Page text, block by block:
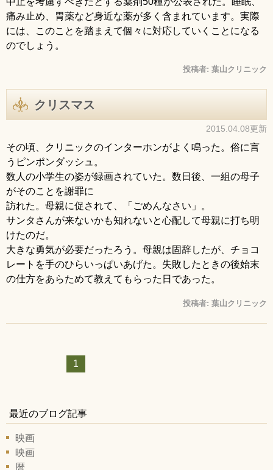
痛み止め、胃薬など身近な薬が多く含まれています。実際
には、このことを踏まえて個々に対応していくことになる
のでしょう。
投稿者: 葉山クリニック
クリスマス
2015.04.08更新
その頃、クリニックのインターホンがよく鳴った。俗に言
うピンポンダッシュ。
数人の小学生の姿が録画されていた。数日後、一組の母子
がそのことを謝罪に
訪れた。母親に促されて、「ごめんなさい」。
サンタさんが来ないかも知れないと心配して母親に打ち明
けたのだ。
大きな勇気が必要だったろう。母親は固辞したが、チョコ
レートを手のひらいっぱいあげた。失敗したときの後始末
の仕方をあらためて教えてもらった日であった。
投稿者: 葉山クリニック
1
最近のブログ記事
映画
映画
暦